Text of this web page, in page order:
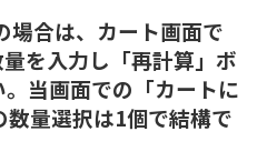
合は、カート画面で
を入力し「再計算」ボ
当画面での「カートに
量選択は1個で結構で